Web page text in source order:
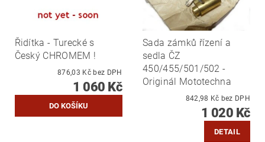
Řidítka - Turecké s
Český CHROMEM !
876,03 Kč bez DPH
1 060 Kč
Sada zámků řízení a
sedla ČZ
450/455/501/502 -
Originál Mototechna
842,98 Kč bez DPH
1 020 Kč
DETAIL